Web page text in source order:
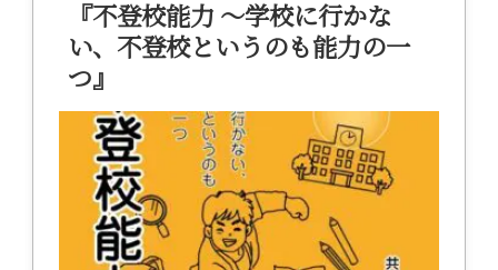
『不登校能力 ～学校に行かな
い、不登校というのも能力の一
つ』